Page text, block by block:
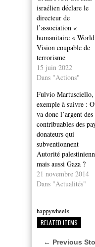
israélien déclare le
directeur de
l’association «
humanitaire « World
Vision coupable de
terrorisme
15 juin 2022
Dans "Actions"
Fulvio Martusciello,
exemple à suivre :
va donc l’argent des
contribuables des
donateurs qui
subventionnent
Autorité
mais aussi Gaza ?
21 novembre 2014
Dans "Actualités"
happywheels
RELATED ITEMS
← Previous